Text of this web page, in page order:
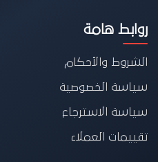
روابط هامة
الشروط والأحكام
سياسة الخصوصية
سياسة الاسترجاع
تقييمات العملاء